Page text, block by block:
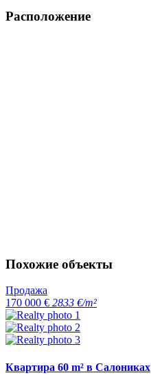
Расположение
Похожие объекты
Продажа
170 000 € 2833 €/m²
Квартира 60 m² в Салониках